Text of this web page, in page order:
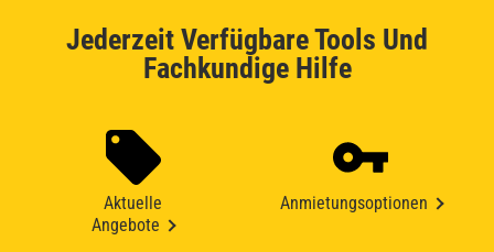
Jederzeit Verfügbare Tools Und
Fachkundige Hilfe
Aktuelle
Angebote
Anmietungsoptionen